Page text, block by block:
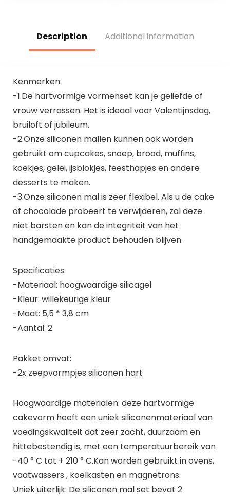
Description Additional information
Kenmerken:
-1.De hartvormige vormenset kan je geliefde of
vrouw verrassen. Het is ideaal voor Valentijnsdag,
bruiloft of jubileum.
-2.Onze siliconen mallen kunnen ook worden
gebruikt om cupcakes, snoep, brood, muffins,
koekjes, gelei, ijsblokjes, feesthapjes en andere
desserts te maken.
-3.Onze siliconen mal is zeer flexibel. Als u de cake
of chocolade probeert te verwijderen, zal deze
niet barsten en kan de integriteit van het
handgemaakte product behouden blijven.
Specificaties:
-Materiaal: hoogwaardige silicagel
-Kleur: willekeurige kleur
-Maat: 5,5 * 3,8 cm
-Aantal: 2
Pakket omvat:
-2x zeepvormpjes siliconen hart
Hoogwaardige materialen: deze hartvormige
cakevorm heeft een uniek siliconenmateriaal van
voedingskwaliteit dat zeer zacht, duurzaam en
hittebestendig is, met een temperatuurbereik van
-40 ° C tot + 210 ° C.Kan worden gebruikt in ovens,
vaatwassers , koelkasten en magnetrons.
Uniek uiterlijk: De siliconen mal set bevat 2